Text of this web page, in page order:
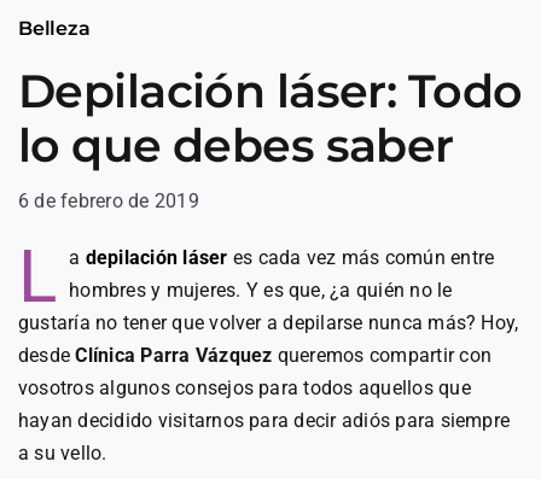
Belleza
Depilación láser: Todo
lo que debes saber
6 de febrero de 2019
L a depilación láser es cada vez más común entre
hombres y mujeres. Y es que, ¿a quién no le
gustaría no tener que volver a depilarse nunca más? Hoy,
desdeClínica Parra Vázquez queremos compartir con
vosotros algunos consejos para todos aquellos que
hayan decidido visitarnos para decir adiós para siempre
a su vello.